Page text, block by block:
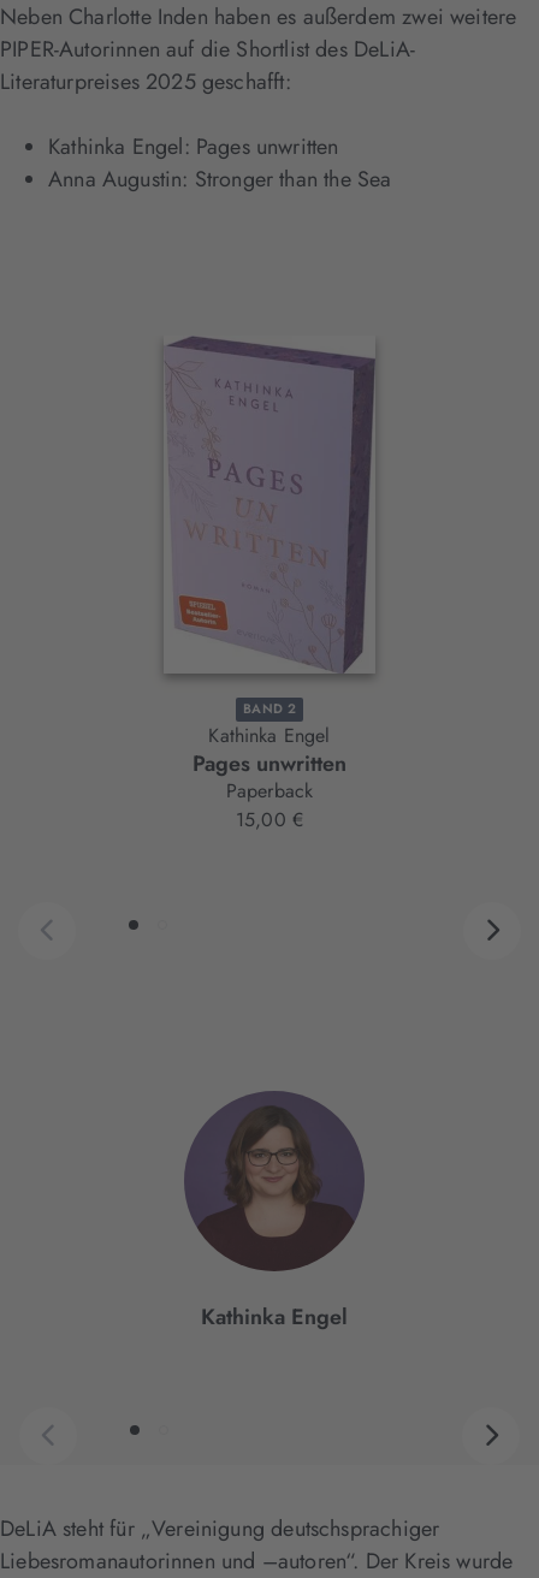
Neben Charlotte Inden haben es außerdem zwei weitere
PIPER-Autorinnen auf die Shortlist des DeLiA-
Literaturpreises 2025 geschafft:
Kathinka Engel: Pages unwritten
Anna Augustin: Stronger than the Sea
Interaktives
BAND 2
Kathinka Engel
Pages unwritten
Paperback
15,00 €
Kathinka Engel
DeLiA steht für „Vereinigung deutschsprachiger
Liebesromanautorinnen und –autoren“. Der Kreis wurde